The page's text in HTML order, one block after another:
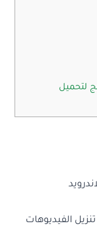
لتحميل
الفيديوهات